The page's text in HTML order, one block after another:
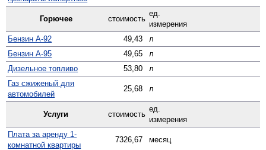
Горючее стоимость
ед.
измерения
Бензин А-92
49,43
л
Бензин А-95
49,65
л
Дизельное топливо
53,80
л
Газ сжиженый для
автомобилей
25,68 л
Услуги стоимость
ед.
измерения
Плата за аренду 1-
комнатной квартиры
7326,67 месяц